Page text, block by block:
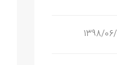
1398/06/